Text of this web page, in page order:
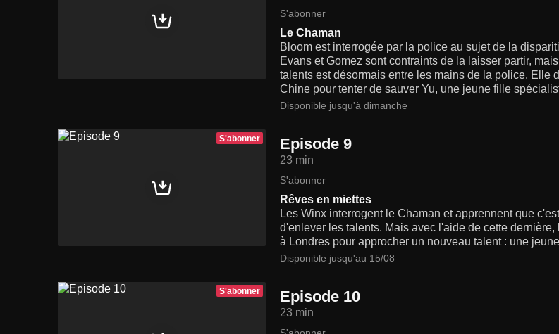
S'abonner
Le Chaman
Bloom est interrogée par la police au sujet de la
Evans et Gomez sont contraints de la laisser partir,
talents est désormais entre les mains de la police. Elle
Chine pour tenter de sauver Yu, une jeune fille
Disponible jusqu'à dimanche
S'abonner Episode 9
23 min
S'abonner
Rêves en miettes
Les Winx interrogent le Chaman et apprennent que
d'enlever les talents. Mais avec l'aide de cette
à Londres pour approcher un nouveau talent : une
Disponible jusqu'au 15/08
S'abonner Episode 10
23 min